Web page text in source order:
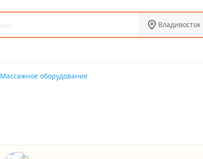
Владивосток
Массажное оборудование